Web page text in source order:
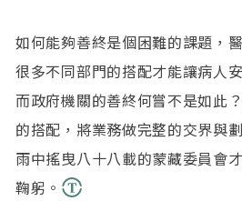
如何能夠善終是個困難的課題，
很多不同部門的搭配才能讓病人
而政府機關的善終何嘗不是如此
的搭配，將業務做完整的交界與
雨中搖曳八十八載的蒙藏委員會
鞠躬。